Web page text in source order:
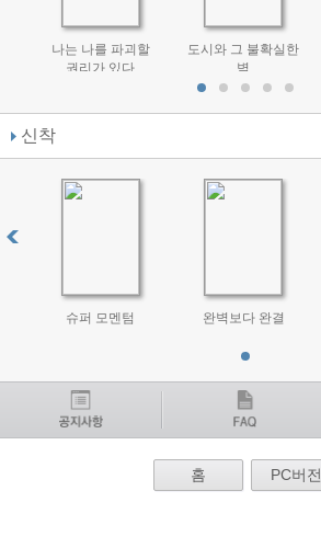
나는 나를 파괴할
권리가 있다
도시와 그 불확실한
벽
신착
슈퍼 모멘텀 완벽보다 완결
홈 PC버전